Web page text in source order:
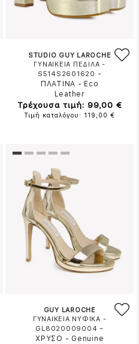
STUDIO GUY LAROCHE
ΓΥΝΑΙΚΕΙΑ ΠΕΔΙΛΑ -
S514S2601620 -
ΠΛΑΤΙΝΑ - Eco
Leather
Τρέχουσα τιμή: 99,00 €
Τιμή καταλόγου: 119,00 €
GUY LAROCHE
ΓΥΝΑΙΚΕΙΑ ΝΥΦΙΚΑ -
GL8020009004 -
ΧΡΥΣΟ - Genuine